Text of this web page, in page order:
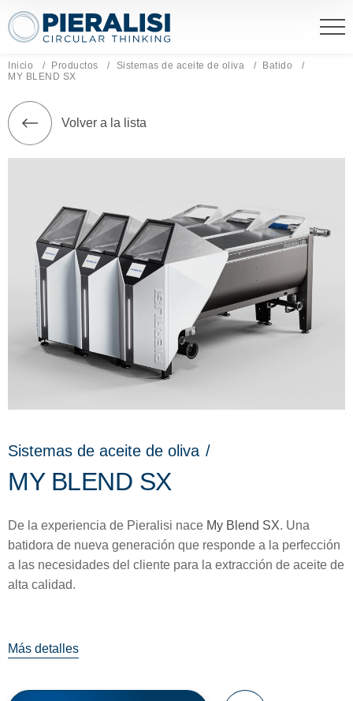
Pieralisi Maip Spa
Inicio Productos Sistemas de aceite de oliva
Batido
Página actual:
MY BLEND SX
Volver a la lista
Sistemas de aceite de oliva /
MY BLEND SX
De la experiencia de Pieralisi nace My Blend SX. Una
batidora de nueva generación que responde a la perfección
a las necesidades del cliente para la extracción de aceite de
alta calidad.
Más detalles